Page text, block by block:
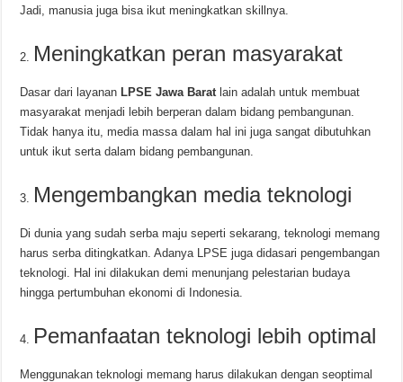
Jadi, manusia juga bisa ikut meningkatkan skillnya.
Meningkatkan peran masyarakat
Dasar dari layanan LPSE Jawa Barat lain adalah untuk membuat
masyarakat menjadi lebih berperan dalam bidang pembangunan.
Tidak hanya itu, media massa dalam hal ini juga sangat dibutuhkan
untuk ikut serta dalam bidang pembangunan.
Mengembangkan media teknologi
Di dunia yang sudah serba maju seperti sekarang, teknologi memang
harus serba ditingkatkan. Adanya LPSE juga didasari pengembangan
teknologi. Hal ini dilakukan demi menunjang pelestarian budaya
hingga pertumbuhan ekonomi di Indonesia.
Pemanfaatan teknologi lebih optimal
Menggunakan teknologi memang harus dilakukan dengan seoptimal